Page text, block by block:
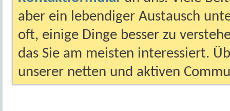
aber ein lebendiger Austausch
oft, einige Dinge besser zu
das Sie am meisten interessiert.
unserer netten und aktiven